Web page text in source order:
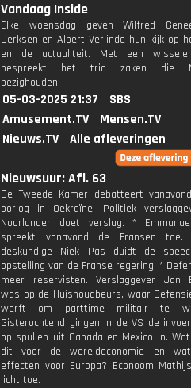
Vandaag Inside
Elke woensdag geven Wilfred
Derksen en Albert Verlinde hun kijk op
en de actualiteit. Met een
bespreekt het trio zaken die
bezighouden.
05-03-2025 21:37
SBS
Amusement.TV
Mensen.TV
Nieuws.TV
Alle afleveringen
Nieuwsuur: Afl. 63
De Tweede Kamer debatteert
oorlog in Oekraïne. Politiek
Noorlander doet verslag. *
spreekt vanavond de Fransen toe.
deskundige Niek Pas duidt de
opstelling van de Franse regering. *
meer reservisten. Verslaggever Jan
was op de Huishoudbeurs, waar
werft om parttime militair te
Gisterochtend gingen in de VS de
op spullen uit Canada en Mexico in.
dit voor de wereldeconomie en
effecten voor Europa? Econoom
licht toe.